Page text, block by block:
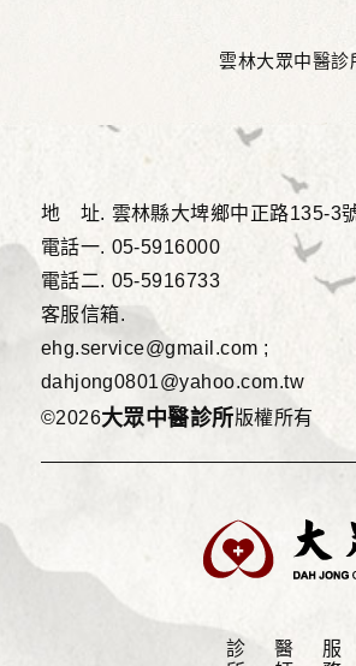
雲林大眾中醫診
地 址. 雲林縣大埤鄉中正路135-3
電話一. 05-5916000
電話二. 05-5916733
客服信箱.
ehg.service@gmail.com ;
dahjong0801@yahoo.com.tw
©2026大眾中醫診所版權所有